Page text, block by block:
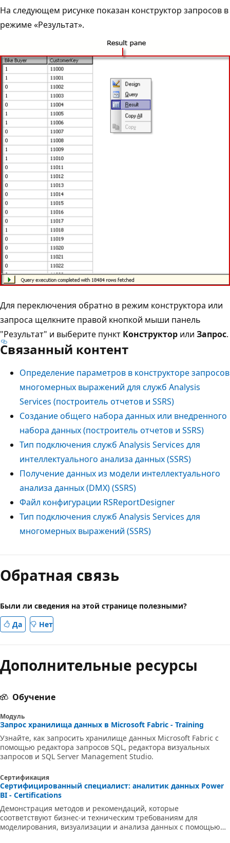
На следующем рисунке показан конструктор запросов в
режиме «Результат».
Для переключения обратно в режим конструктора или
запроса щелкните правой кнопкой мыши панель
"Результат" и выберите пункт Конструктор или Запрос.
Связанный контент
Определение параметров в конструкторе запросов
многомерных выражений для служб Analysis
Services (построитель отчетов и SSRS)
Создание общего набора данных или внедренного
набора данных (построитель отчетов и SSRS)
Тип подключения служб Analysis Services для
интеллектуального анализа данных (SSRS)
Получение данных из модели интеллектуального
анализа данных (DMX) (SSRS)
Файл конфигурации RSReportDesigner
Тип подключения служб Analysis Services для
многомерных выражений (SSRS)
Обратная связь
Были ли сведения на этой странице полезными?
Да
Нет
Дополнительные ресурсы
Обучение
Модуль
Запрос хранилища данных в Microsoft Fabric - Training
Узнайте, как запросить хранилище данных Microsoft Fabric с
помощью редактора запросов SQL, редактора визуальных
запросов и SQL Server Management Studio.
Сертификация
Сертифицированный специалист: аналитик данных Power
BI - Certifications
Демонстрация методов и рекомендаций, которые
соответствуют бизнес-и техническим требованиям для
моделирования, визуализации и анализа данных с помощью